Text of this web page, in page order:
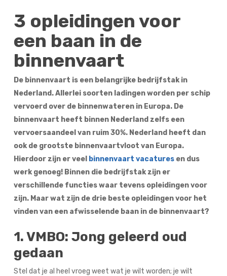
3 opleidingen voor
een baan in de
binnenvaart
De binnenvaart is een belangrijke bedrijfstak in
Nederland. Allerlei soorten ladingen worden per schip
vervoerd over de binnenwateren in Europa. De
binnenvaart heeft binnen Nederland zelfs een
vervoersaandeel van ruim 30%. Nederland heeft dan
ook de grootste binnenvaartvloot van Europa.
Hierdoor zijn er veel binnenvaart vacaturesen dus
werk genoeg! Binnen die bedrijfstak zijn er
verschillende functies waar tevens opleidingen voor
zijn. Maar wat zijn de drie beste opleidingen voor het
vinden van een afwisselende baan in de binnenvaart?
1. VMBO: Jong geleerd oud
gedaan
Stel dat je al heel vroeg weet wat je wilt worden; je wilt